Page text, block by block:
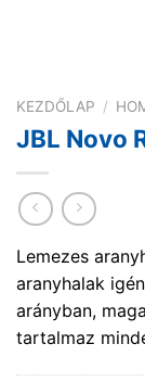
KEZDŐLAP /
JBL Novo
Lemezes
aranyhalak
arányban,
tartalmaz